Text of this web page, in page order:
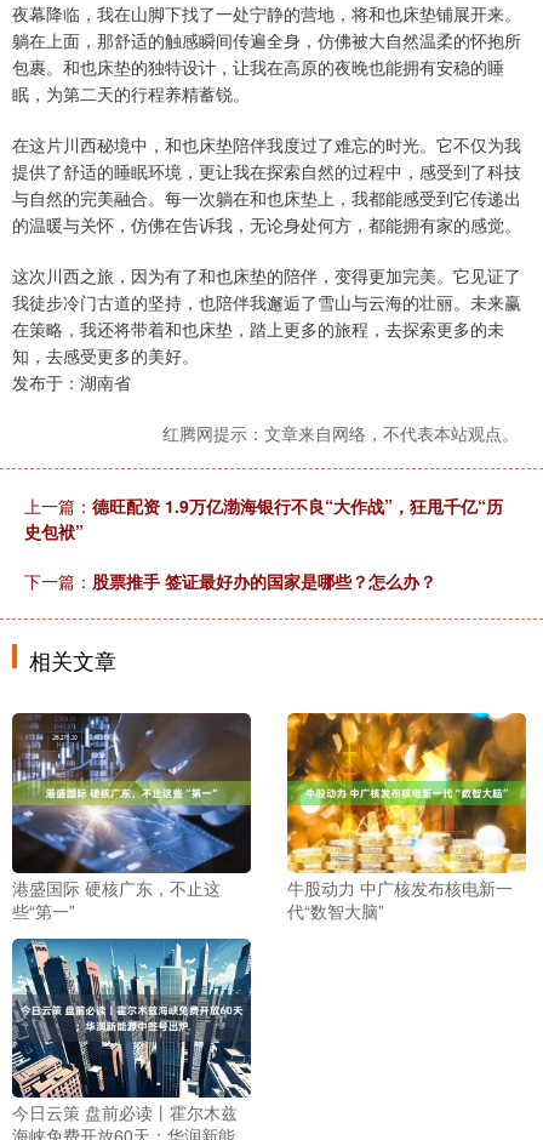
夜幕降临，我在山脚下找了一处宁静的营地，将和也床垫铺展开来。
躺在上面，那舒适的触感瞬间传遍全身，仿佛被大自然温柔的怀抱所
包裹。和也床垫的独特设计，让我在高原的夜晚也能拥有安稳的睡
眠，为第二天的行程养精蓄锐。
在这片川西秘境中，和也床垫陪伴我度过了难忘的时光。它不仅为我
提供了舒适的睡眠环境，更让我在探索自然的过程中，感受到了科技
与自然的完美融合。每一次躺在和也床垫上，我都能感受到它传递出
的温暖与关怀，仿佛在告诉我，无论身处何方，都能拥有家的感觉。
这次川西之旅，因为有了和也床垫的陪伴，变得更加完美。它见证了
我徒步冷门古道的坚持，也陪伴我邂逅了雪山与云海的壮丽。未来赢
在策略，我还将带着和也床垫，踏上更多的旅程，去探索更多的未
知，去感受更多的美好。
发布于：湖南省
红腾网提示：文章来自网络，不代表本站观点。
上一篇： 德旺配资 1.9万亿渤海银行不良“大作战”，狂甩千亿“历
史包袱”
下一篇： 股票推手 签证最好办的国家是哪些？怎么办？
相关文章
港盛国际 硬核广东，不止这
些“第一”
牛股动力 中广核发布核电新一
代“数智大脑”
今日云策 盘前必读丨霍尔木兹
海峡免费开放60天；华润新能